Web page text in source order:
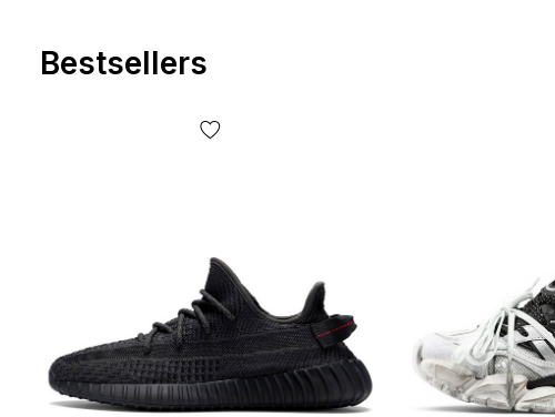
Bestsellers